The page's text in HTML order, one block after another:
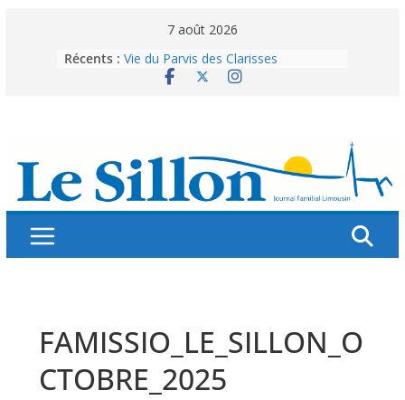
7 août 2026
Récents : Vie du Parvis des Clarisses
La brochure « Des vacances
Splendeurs murales de nos églises
Abonnez-vous ! Réabonnez-vous !
FAMISSIO_LE_SILLON_O
CTOBRE_2025